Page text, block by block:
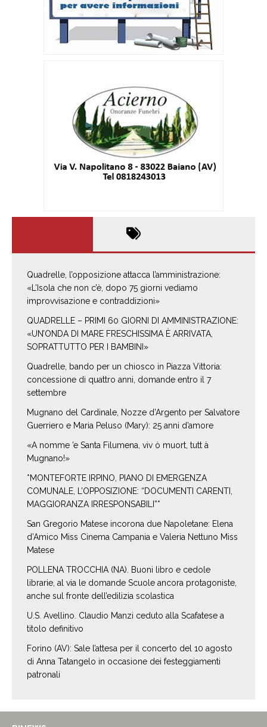
Quadrelle, l’opposizione attacca l’amministrazione:
«L’Isola che non c’è, dopo 75 giorni vediamo
improvvisazione e contraddizioni»
QUADRELLE – PRIMI 60 GIORNI DI AMMINISTRAZIONE:
«UN’ONDA DI MARE FRESCHISSIMA È ARRIVATA,
SOPRATTUTTO PER I BAMBINI»
Quadrelle, bando per un chiosco in Piazza Vittoria:
concessione di quattro anni, domande entro il 7
settembre
Mugnano del Cardinale, Nozze d’Argento per Salvatore
Guerriero e Maria Peluso (Mary): 25 anni d’amore
«A nomme ’e Santa Filumena, viv ò muort, tutt à
Mugnano!»
*MONTEFORTE IRPINO, PIANO DI EMERGENZA
COMUNALE, L’OPPOSIZIONE: “DOCUMENTI CARENTI,
MAGGIORANZA IRRESPONSABILI”*
San Gregorio Matese incorona due Napoletane: Elena
d’Amico Miss Cinema Campania e Valeria Nettuno Miss
Matese
POLLENA TROCCHIA (NA). Buoni libro e cedole
librarie, al via le domande Scuole ancora protagoniste,
anche sul fronte dell’edilizia scolastica
U.S. Avellino. Claudio Manzi ceduto alla Scafatese a
titolo definitivo
Forino (AV): Sale l’attesa per il concerto del 10 agosto
di Anna Tatangelo in occasione dei festeggiamenti
patronali